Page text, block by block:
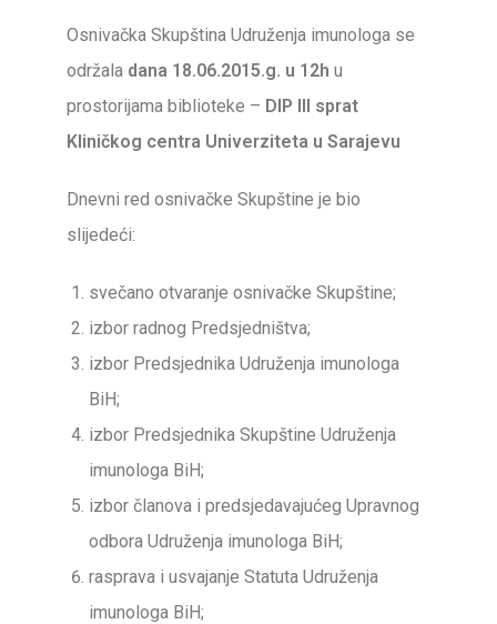
Osnivačka Skupština Udruženja imunologa se
održala dana 18.06.2015.g. u 12h u
prostorijama biblioteke – DIP III sprat
Kliničkog centra Univerziteta u Sarajevu
Dnevni red osnivačke Skupštine je bio
slijedeći:
svečano otvaranje osnivačke Skupštine;
izbor radnog Predsjedništva;
izbor Predsjednika Udruženja imunologa
BiH;
izbor Predsjednika Skupštine Udruženja
imunologa BiH;
izbor članova i predsjedavajućeg Upravnog
odbora Udruženja imunologa BiH;
rasprava i usvajanje Statuta Udruženja
imunologa BiH;